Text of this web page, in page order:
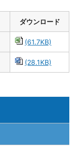
ダウンロード
(61.7KB)
(28.1KB)